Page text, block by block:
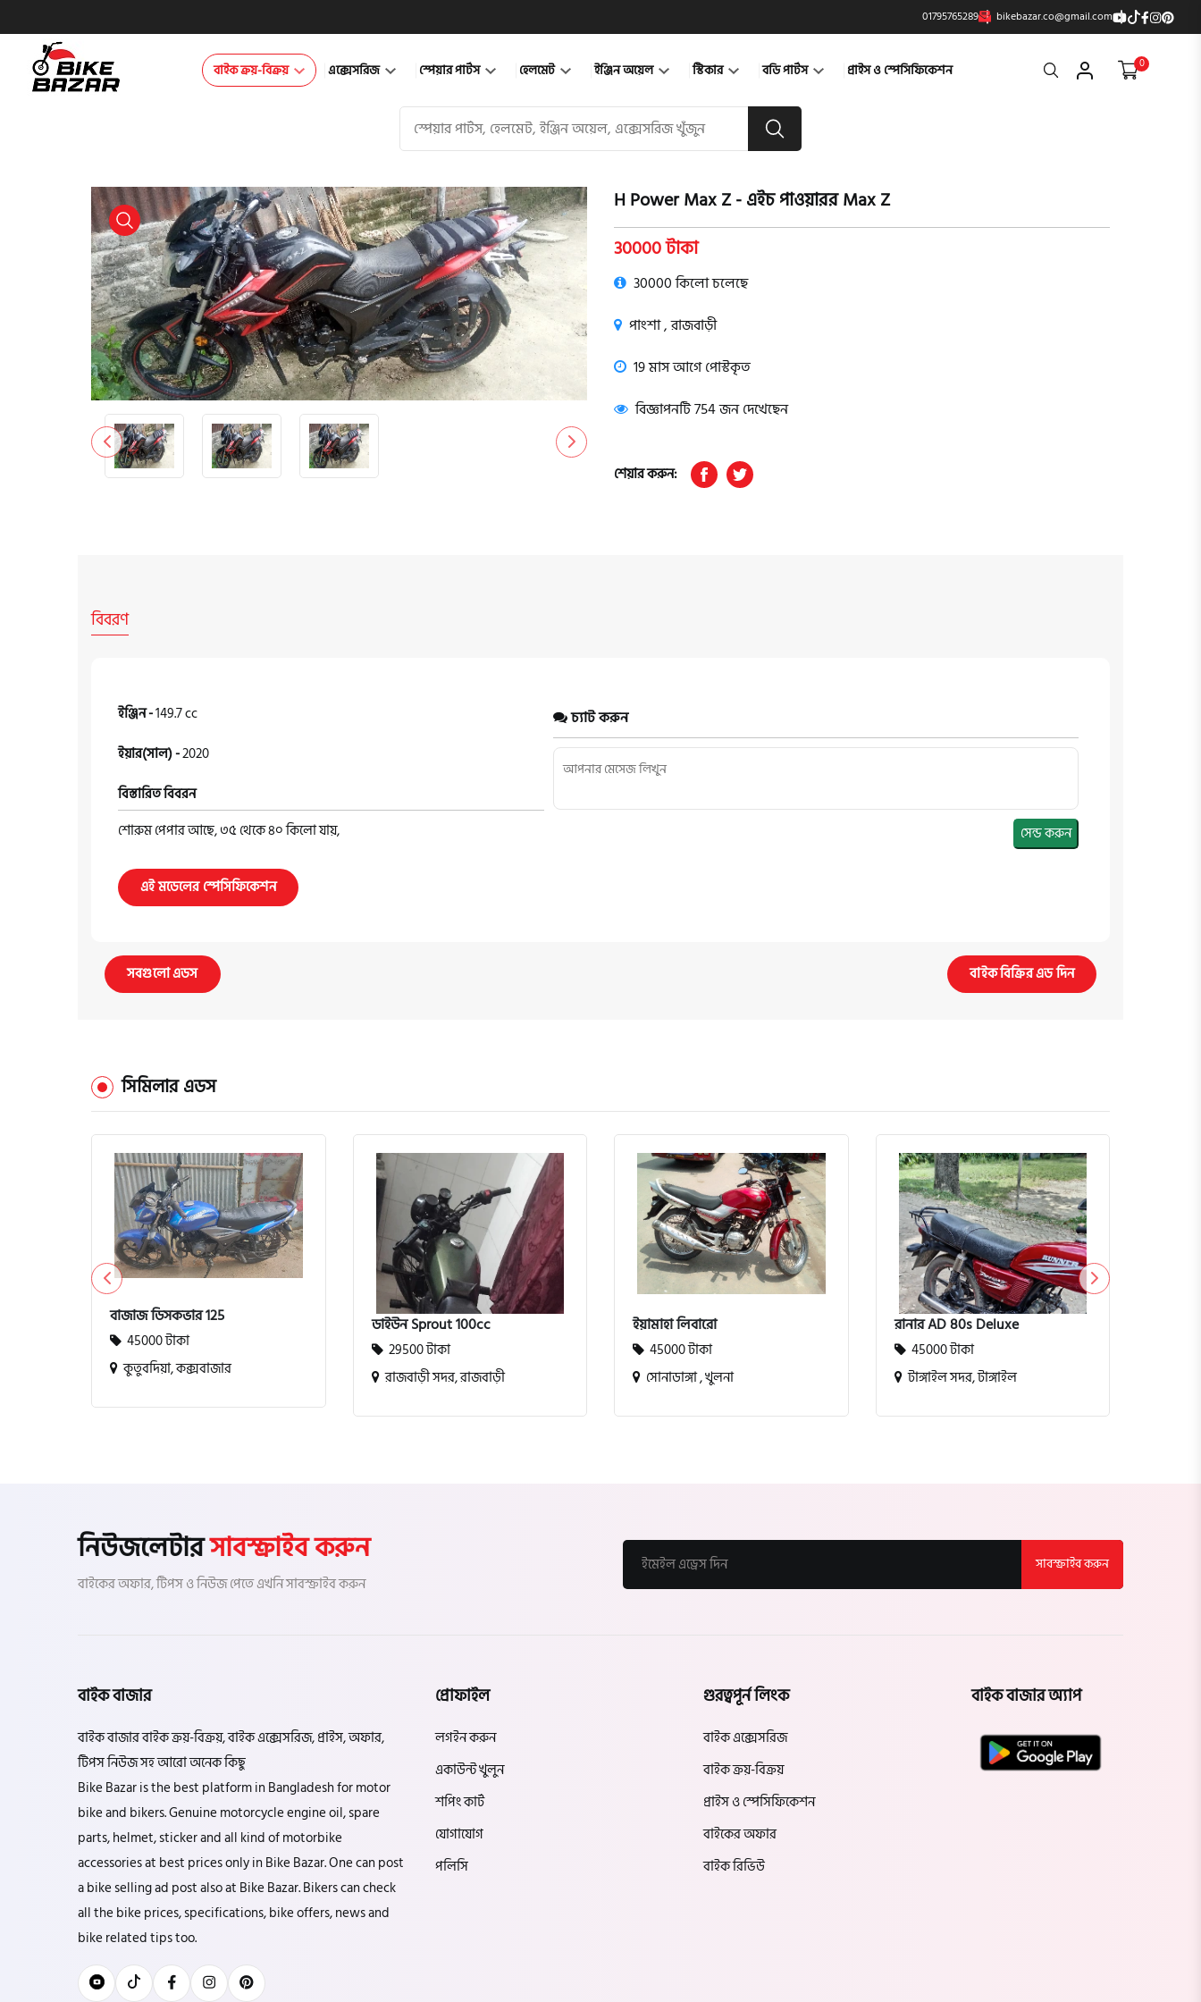
01795765289 bikebazar.co@gmail.com
বাইক ক্রয়-বিক্রয় এক্সেসরিজ স্পেয়ার পার্টস হেলমেট ইঞ্জিন অয়েল স্টিকার বডি পার্টস প্রাইস ও স্পেসিফিকেশন Search 0
product view product view
H Power Max Z - এইচ পাওয়ারর Max Z
30000 টাকা
30000 কিলো চলেছে
পাংশা , রাজবাড়ী
19 মাস আগে পোস্টকৃত
বিজ্ঞাপনটি 754 জন দেখেছেন
শেয়ার করুন:
বিবরণ
ইঞ্জিন -149.7 cc
ইয়ার(সাল) -2020
বিস্তারিত বিবরন
শোরুম পেপার আছে, ৩৫ থেকে ৪০ কিলো যায়,
এই মডেলের স্পেসিফিকেশন
চ্যাট করুন
সেন্ড করুন
সবগুলো এডস বাইক বিক্রির এড দিন
সিমিলার এডস
বাজাজ ডিসকভার 125
45000 টাকা
কুতুবদিয়া, কক্সবাজার
ডাইউন Sprout 100cc
29500 টাকা
রাজবাড়ী সদর, রাজবাড়ী
ইয়ামাহা লিবারো
45000 টাকা
সোনাডাঙ্গা , খুলনা
রানার AD 80s Deluxe
45000 টাকা
টাঙ্গাইল সদর, টাঙ্গাইল
নিউজলেটারসাবস্ক্রাইব করুন
বাইকের অফার, টিপস ও নিউজ পেতে এখনি সাবস্ক্রাইব করুন
সাবস্ক্রাইব করুন
বাইক বাজার
বাইক বাজার বাইক ক্রয়-বিক্রয়, বাইক এক্সেসরিজ, প্রাইস, অফার,
টিপস নিউজ সহ আরো অনেক কিছু
Bike Bazar is the best platform in Bangladesh for motor
bike and bikers. Genuine motorcycle engine oil, spare
parts, helmet, sticker and all kind of motorbike
accessories at best prices only in Bike Bazar. One can post
a bike selling ad post also at Bike Bazar. Bikers can check
all the bike prices, specifications, bike offers, news and
bike related tips too.
প্রোফাইল
লগইন করুন
একাউন্ট খুলুন
শপিং কার্ট
যোগাযোগ
পলিসি
গুরত্বপূর্ন লিংক
বাইক এক্সেসরিজ
বাইক ক্রয়-বিক্রয়
প্রাইস ও স্পেসিফিকেশন
বাইকের অফার
বাইক রিভিউ
বাইক বাজার অ্যাপ